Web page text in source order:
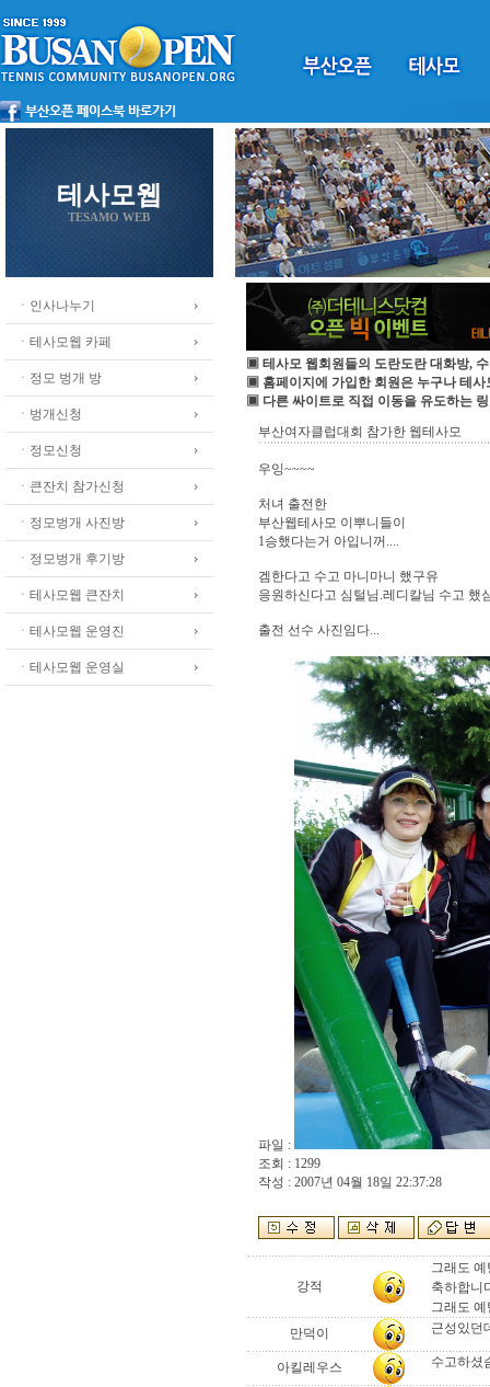
테사모웹
TESAMO WEB
ㆍ인사나누기
ㆍ테사모웹 카페
ㆍ정모 벙개 방
ㆍ벙개신청
ㆍ정모신청
ㆍ큰잔치 참가신청
ㆍ정모벙개 사진방
ㆍ정모벙개 후기방
ㆍ테사모웹 큰잔치
ㆍ테사모웹 운영진
ㆍ테사모웹 운영실
▣ 테사모 웹회원들의 도란도란 대화방,
▣ 홈페이지에 가입한 회원은 누구나 테사
▣ 다른 싸이트로 직접 이동을 유도하는
부산여자클럽대회 참가한 웹테사모
우잉~~~~
처녀 출전한
부산웹테사모 이뿌니들이
1승했다는거 아입니꺼....
겜한다고 수고 마니마니 했구유
응원하신다고 심털님.레디칼님 수고 했
출전 선수 사진임다...
파일 :
조회 : 1299
작성 : 2007년 04월 18일 22:37:28
강적
그래도
축하합니
그래도
만덕이
근성있던
아킬레우스 수고하셨